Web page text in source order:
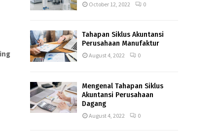
October 12, 2022 0
Tahapan Siklus Akuntansi
Perusahaan Manufaktur
August 4, 2022 0
Mengenal Tahapan Siklus
Akuntansi Perusahaan
Dagang
August 4, 2022 0